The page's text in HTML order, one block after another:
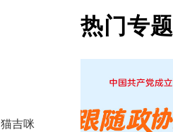
吉咪
热门专题